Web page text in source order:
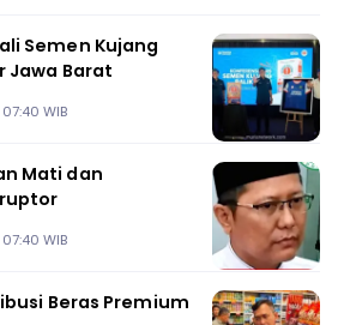
Semen Kujang
Jawa Barat
WIB
Mati dan
WIB
Beras Premium